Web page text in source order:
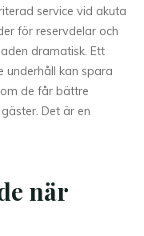
service vid akuta
för reservdelar och
dramatisk. Ett
underhåll kan spara
de får bättre
Det är en
när